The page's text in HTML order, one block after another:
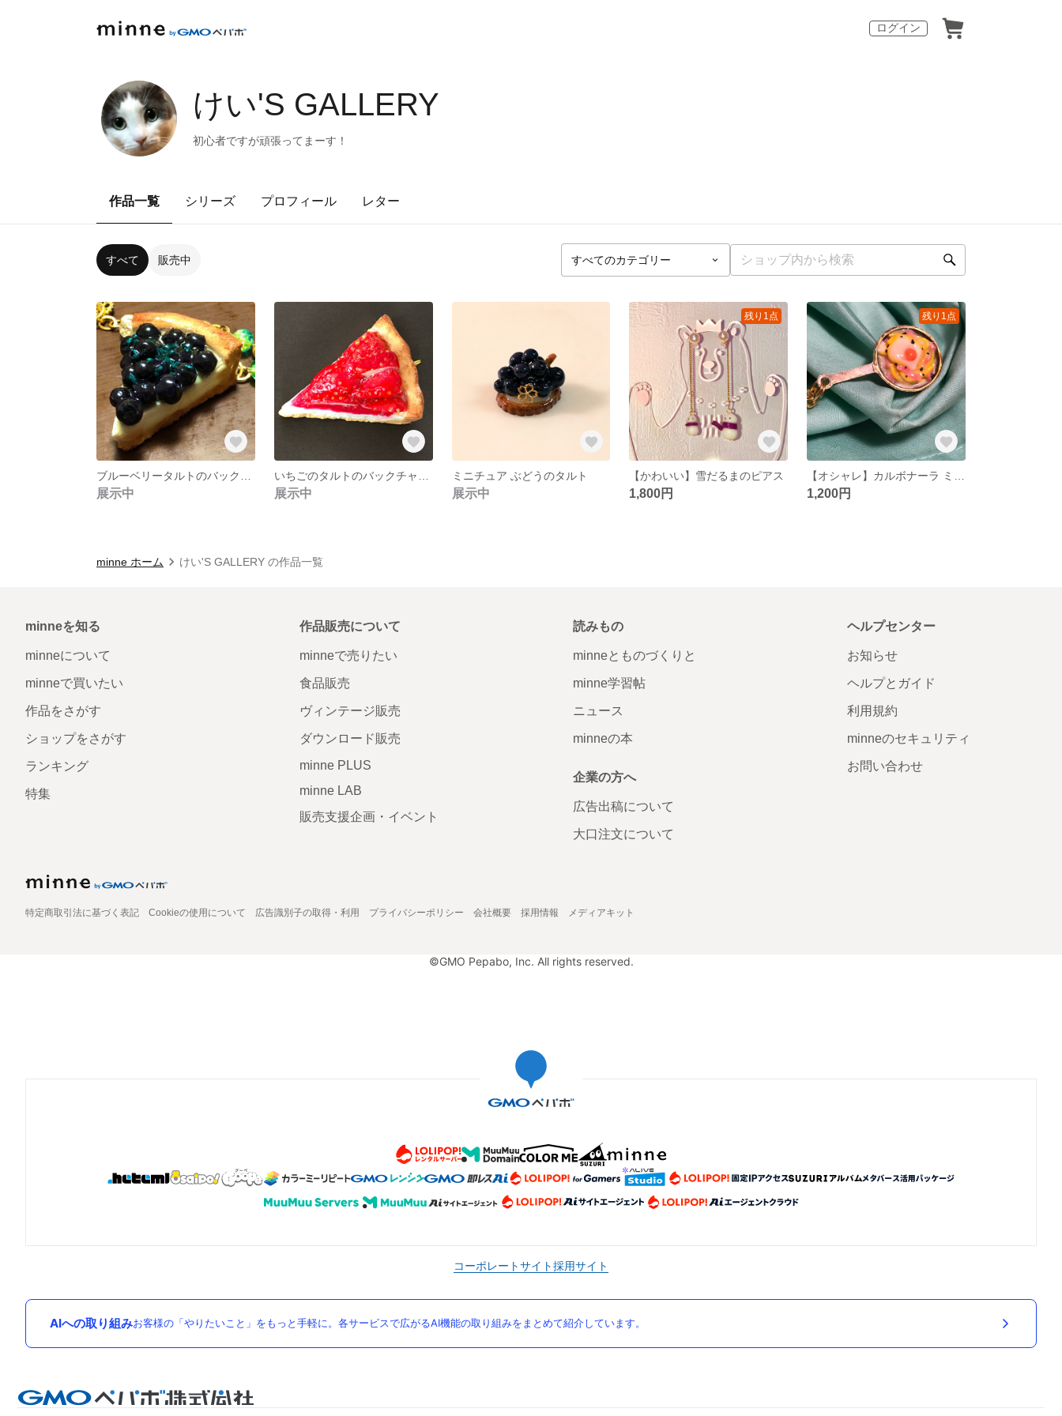
ログイン
けい'S GALLERY
初心者ですが頑張ってまーす！
作品一覧 シリーズ プロフィール レター
すべて 販売中
展示中 展示中
ミニチュア ぶどうのタルト
展示中
残り1点
【かわいい】雪だるまのピアス
1,800円
残り1点
1,200円
minne ホーム けい'S GALLERY の作品一覧
minneを知る
minneについて
minneで買いたい
作品をさがす
ショップをさがす
ランキング
特集
作品販売について
minneで売りたい
食品販売
ヴィンテージ販売
ダウンロード販売
minne PLUS
minne LAB
販売支援企画・イベント
読みもの
minneとものづくりと
minne学習帖
ニュース
minneの本
企業の方へ
広告出稿について
大口注文について
ヘルプセンター
お知らせ
ヘルプとガイド
利用規約
minneのセキュリティ
お問い合わせ
特定商取引法に基づく表記 Cookieの使用について 広告識別子の取得・利用 プライバシーポリシー 会社概要 採用情報 メディアキット
©GMO Pepabo, Inc. All rights reserved.
コーポレートサイト採用サイト
AIへの取り組みお客様の「やりたいこと」をもっと手軽に。各サービスで広がるAI機能の取り組みをまとめて紹介しています。